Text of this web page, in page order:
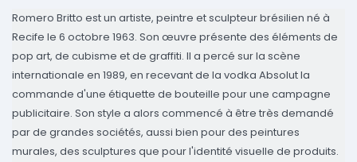
Romero Britto est un artiste, peintre et sculpteur brésilien né à
Recife le 6 octobre 1963. Son œuvre présente des éléments de
pop art, de cubisme et de graffiti. Il a percé sur la scène
internationale en 1989, en recevant de la vodka Absolut la
commande d'une étiquette de bouteille pour une campagne
publicitaire. Son style a alors commencé à être très demandé
par de grandes sociétés, aussi bien pour des peintures
murales, des sculptures que pour l'identité visuelle de produits.